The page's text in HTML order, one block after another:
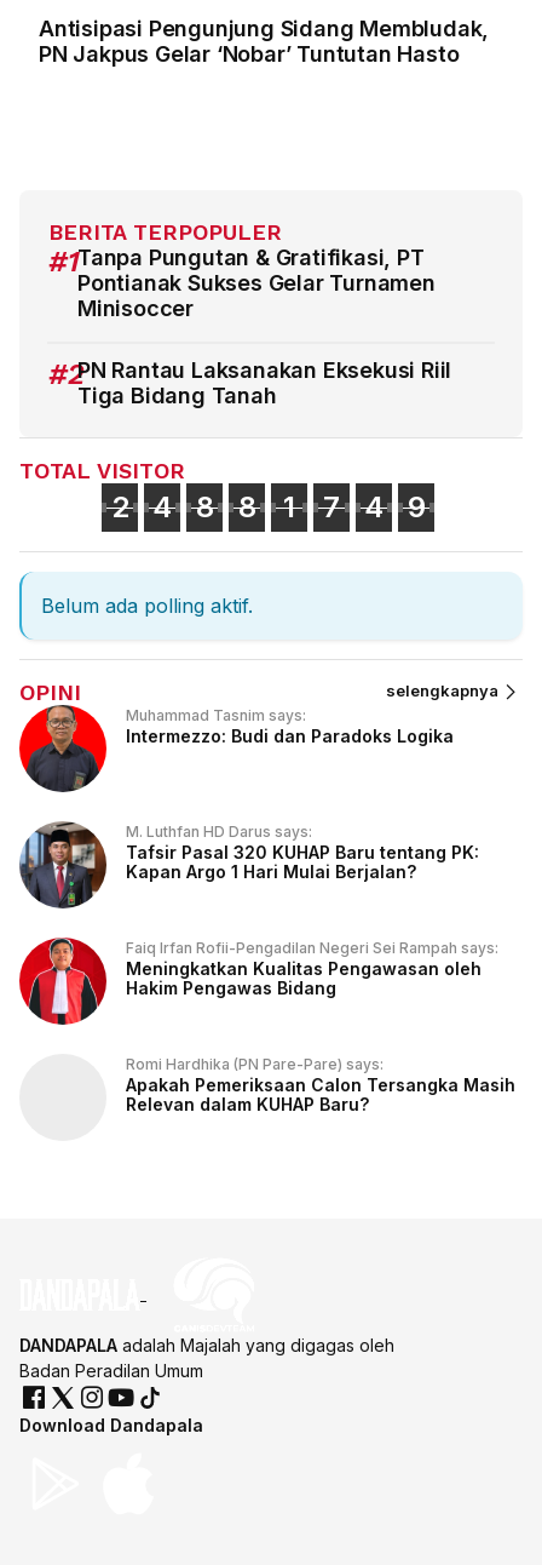
Antisipasi Pengunjung Sidang Membludak,
PN Jakpus Gelar ‘Nobar’ Tuntutan Hasto
BERITA TERPOPULER
#1Tanpa Pungutan & Gratifikasi, PT
Pontianak Sukses Gelar Turnamen
Minisoccer
#2PN Rantau Laksanakan Eksekusi Riil
Tiga Bidang Tanah
TOTAL VISITOR
2 4 8 8 1 7 4 9
Belum ada polling aktif.
OPINI selengkapnya
Muhammad Tasnim says:
Intermezzo: Budi dan Paradoks Logika
M. Luthfan HD Darus says:
Tafsir Pasal 320 KUHAP Baru tentang PK:
Kapan Argo 1 Hari Mulai Berjalan?
Faiq Irfan Rofii-Pengadilan Negeri Sei Rampah says:
Meningkatkan Kualitas Pengawasan oleh
Hakim Pengawas Bidang
Romi Hardhika (PN Pare-Pare) says:
Apakah Pemeriksaan Calon Tersangka Masih
Relevan dalam KUHAP Baru?
DANDAPALA adalah Majalah yang digagas oleh
Badan Peradilan Umum
Download Dandapala